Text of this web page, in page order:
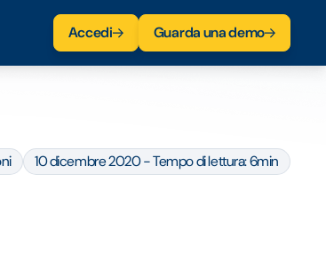
Accedi Guarda una demo
10 dicembre 2020 - Tempo di lettura: 6min